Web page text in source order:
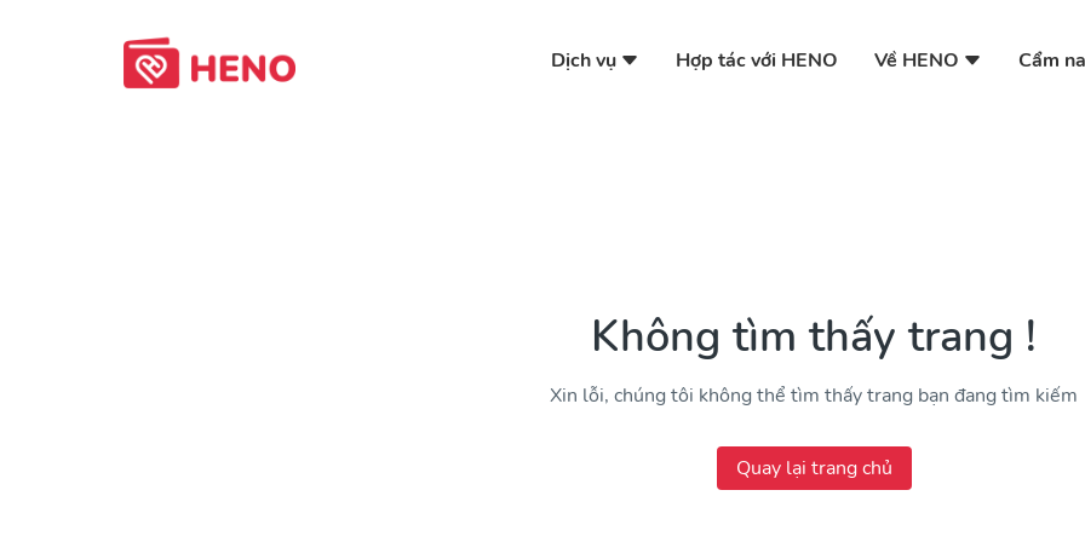
Dịch vụ Hợp tác với HENO Về HENO Cẩm
Không tìm thấy trang !
Xin lỗi, chúng tôi không thể tìm thấy trang bạn đang tìm kiếm
Quay lại trang chủ